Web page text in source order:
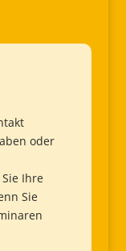
oder
Ihre
Sie